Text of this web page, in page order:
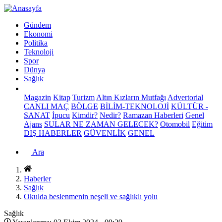
Gündem
Ekonomi
Politika
Teknoloji
Spor
Dünya
Sağlık
Magazin Kitap Turizm Altın Kızların Mutfağı Advertorial
CANLI MAÇ BÖLGE BİLİM-TEKNOLOJİ KÜLTÜR -
SANAT İpucu Kimdir? Nedir? Ramazan Haberleri Genel
Ajans SULAR NE ZAMAN GELECEK? Otomobil Eğitim
DIŞ HABERLER GÜVENLİK GENEL
Ara
Haberler
Sağlık
Okulda beslenmenin neşeli ve sağlıklı yolu
Sağlık